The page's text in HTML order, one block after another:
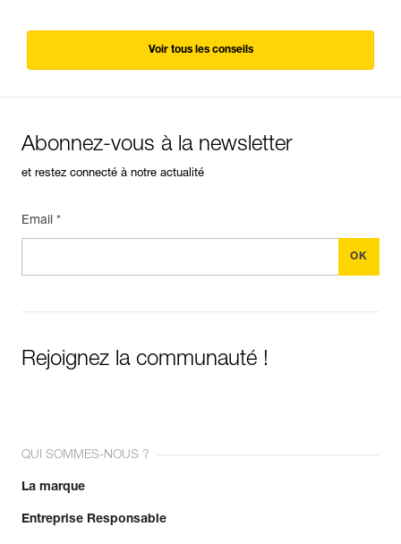
Voir tous les conseils
Abonnez-vous à la newsletter
et restez connecté à notre actualité
Email *
Rejoignez la communauté !
QUI SOMMES-NOUS ?
La marque
Entreprise Responsable